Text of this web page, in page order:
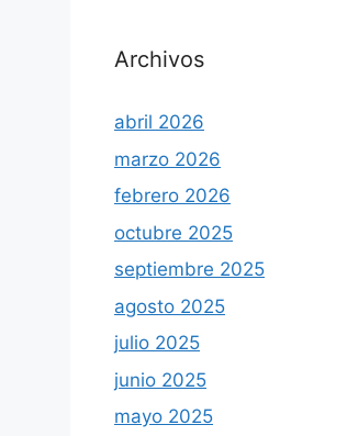
Archivos
abril 2026
marzo 2026
febrero 2026
octubre 2025
septiembre 2025
agosto 2025
julio 2025
junio 2025
mayo 2025